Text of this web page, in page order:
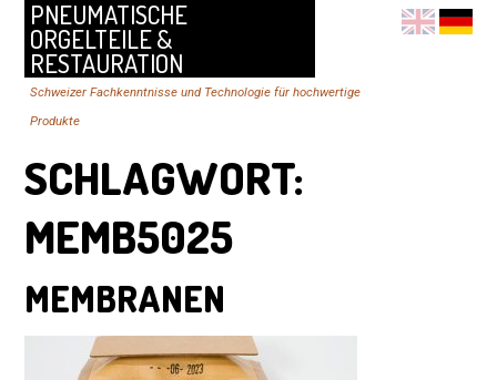
PNEUMATISCHE
ORGELTEILE &
RESTAURATION
Schweizer Fachkenntnisse und Technologie für hochwertige
Produkte
SCHLAGWORT:
MEMB5025
MEMBRANEN